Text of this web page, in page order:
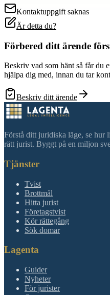
Kontaktuppgift saknas
Är detta du?
Förbered ditt ärende
Beskriv vad som hänt så får du
hjälpa dig med, innan du tar
Beskriv ditt ärende
Förstå ditt juridiska läge, se hur
rätt jurist. Byggt på en miljon
Tjänster
Tvist
Brottmål
Hitta jurist
Företagstvist
Kör rättegång
Sök domar
Lagenta
Guider
Nyheter
För jurister